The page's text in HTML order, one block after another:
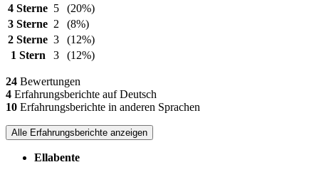
4 Sterne 5
(20%)
3 Sterne 2
(8%)
2 Sterne 3
(12%)
1 Stern
3 (12%)
24 Bewertungen
4 Erfahrungsberichte auf Deutsch
10 Erfahrungsberichte in anderen Sprachen
Alle Erfahrungsberichte anzeigen
Ellabente